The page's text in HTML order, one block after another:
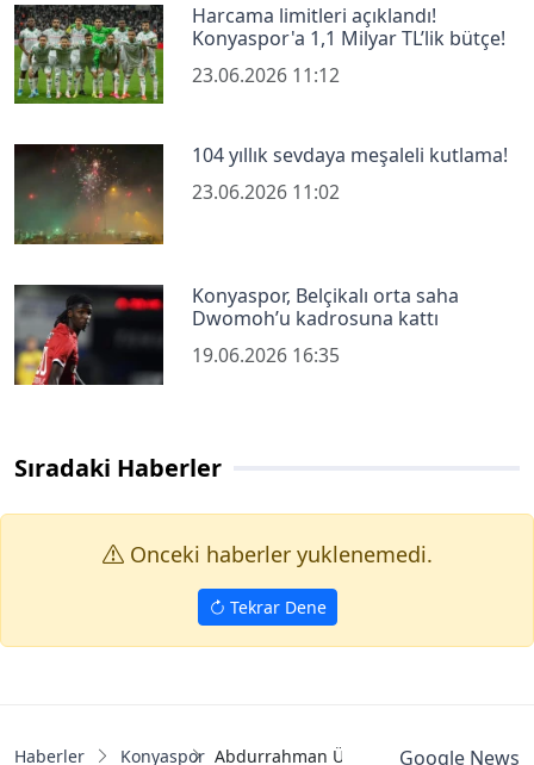
Harcama limitleri açıklandı!
Konyaspor'a 1,1 Milyar TL’lik bütçe!
23.06.2026 11:12
104 yıllık sevdaya meşaleli kutlama!
23.06.2026 11:02
Konyaspor, Belçikalı orta saha
Dwomoh’u kadrosuna kattı
19.06.2026 16:35
Sıradaki Haberler
Onceki haberler yuklenemedi.
Tekrar Dene
Haberler Konyaspor Abdurrahman Üresin krize kurban gitti!
Google News